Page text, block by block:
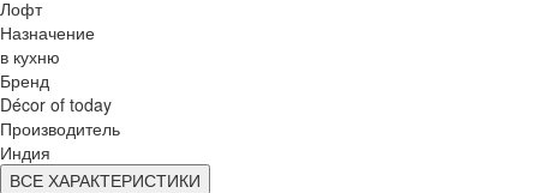
Лофт
Назначение
в кухню
Бренд
Décor of today
Производитель
Индия
ВСЕ ХАРАКТЕРИСТИКИ